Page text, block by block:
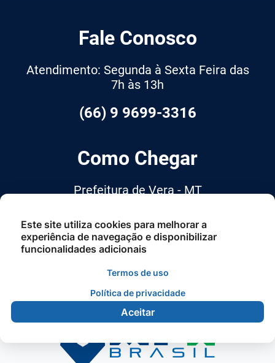
Fale Conosco
Atendimento: Segunda à Sexta Feira das
7h às 13h
(66) 9 9699-3316
Como Chegar
Prefeitura de Vera - MT
Avenida Otawa, n° 1651 - Centro -
Cep: 78.880-000
Este site utiliza cookies para melhorar a
experiência de navegação e disponibilizar
funcionalidades adicionais
Termos de uso
Política de privacidade
Aceitar